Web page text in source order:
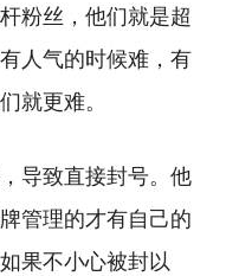
粉丝，他们就是超
人气的时候难，有
就更难。
导致直接封号。他
管理的才有自己的
果不小心被封以